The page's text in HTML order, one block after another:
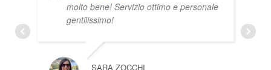
molto bene! Servizio ottimo e personale
gentilissimo!
SARA ZOCCHI